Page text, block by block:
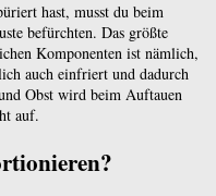
hast, musst du beim
befürchten. Das größte
Komponenten ist nämlich,
auch einfriert und dadurch
Obst wird beim Auftauen
auf.